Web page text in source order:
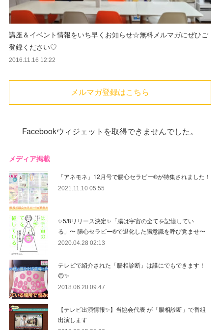
講座＆イベント情報をいち早くお知らせ☆無料メルマガにぜひご
登録ください♡
2016.11.16 12:22
メルマガ登録はこちら
Facebookウィジェットを取得できませんでした。
メディア掲載
「アネモネ」12月号で腸心セラピー®︎が特集されました！
2021.11.10 05:55
✨5/8リリース決定✨「腸は宇宙の全てを記憶してい
る」〜 腸心セラピー®︎で退化した腸意識を呼び覚ませ〜
2020.04.28 02:13
テレビで紹介された「腸相診断」は誰にでもできます！
😊✨
2018.06.20 09:47
【テレビ出演情報✨】当協会代表 が「腸相診断」で番組
出演します